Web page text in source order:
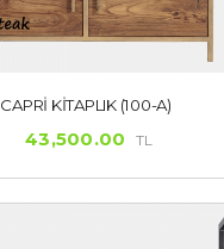
CAPRI KITAPLIK (100-A)
43,500.00 TL